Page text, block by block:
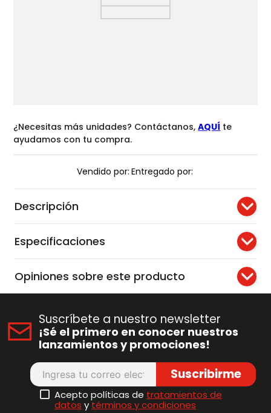
¿Necesitas más unidades? Contáctanos,AQUÍ te
ayudamos con tu compra.
Vendido por: Entregado por:
Descripción
Especificaciones
Opiniones sobre este producto
Suscríbete a nuestro newsletter
¡Sé el primero en conocer nuestros
lanzamientos y promociones!
Suscribirme
Acepto políticas de tratamientos de
datos y términos y condiciones